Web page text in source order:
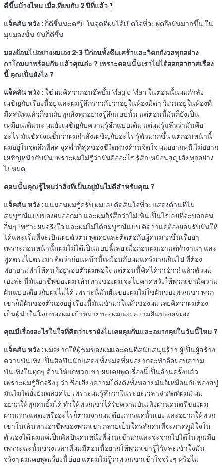
ดีขึ้นบ้างไหม เมื่อเทียบกับ 2ปีที่แล้ว ?
แจ็คสันหวัง : ก็ดีขึ้นนะครับ ในจุดที่ผมได้เปิดใจที่จะพูดถึงมันมากขึ้น ใน
มุมมองนั้น มันก็ดีขึ้น
มองย้อนไปอย่างผมเอง 2-3ปีก่อนทั้งซึมเศร้าและวิตกกังวลทุกอย่าง
ถาโถมมาพร้อมกัน แล้วคุณล่ะ ? เพราะตอนนั้นเราไม่ได้ออกอากาศเรื่อง
นี้ คุณเป็นยังไง ?
แจ็คสันหวัง :ใช่ ผมคิดว่าก่อนอัลบั้ม Magic Man ในตอนนั้นผมกำลัง
เผชิญกับเรื่องนี้อยู่ และผมรู้สึกราวกับว่าอยู่ในห้องมืดๆ วิ่งวนอยู่ในห้องที่
มืดสนิทแล้วก็ชนกับทุกสิ่งทุกอย่างรู้สึกแบบนั้น แต่ตอนนี้มันก็ยังเป็น
เหมือนเดิมนะ ผมยังเผชิญกับความรู้สึกแบบเดิม แต่ผมรู้แล้วว่ามันคือ
อะไร มันชัดเจนขึ้นว่าผมกำลังเผชิญกับอะไร รู้ตัวมากขึ้น แต่ก่อนหน้านี้
ผมอยู่ในจุดลึกที่สุด จุดต่ำที่สุดของชีวิตทางด้านจิตใจ ผมอยากหนี ไม่อยาก
เผชิญหน้ากับมัน เพราะผมไม่รู้ว่ามันคืออะไร รู้สึกเหมือนสูญเสียทุกอย่าง
ไปหมด
ตอนนั้นคุณรู้ไหมว่าสิ่งที่เป็นอยู่มันไม่ดีสำหรับคุณ ?
แจ็คสันหวัง : แน่นอนผมรู้ครับ ผมเลยตัดสินใจที่จะแสดงด้านที่ไม่
สมบูรณ์แบบของผมออกมา และผมก็รู้สึกว่าไม่เห็นเป็นไรเลยที่จะบอกคน
อื่นๆ เพราะผมจริงใจ และผมไม่ได้สมบูรณ์แบบ คิดว่าแค่ต้องยอมรับมันให้
ได้และเริ่มที่จะเปิดเผยตัวตน พูดคุยและติดต่อกับผู้คนมากขึ้นเรื่อยๆ
เพราะก่อนหน้านั้นผมไม่ได้เป็นแบบนี้เลย เมื่อก่อนผมเอาแต่ทำงานๆ และ
พูดตรงไปตรงมา คิดว่าก่อนหน้านี้เหมือนกับผมแคร์มากเกินไป ที่ต้อง
พยายามทำให้คนที่อยู่รอบตัวผมพอใจ แต่ตอนนี้คิดได้ว่า อ้าว! แล้วตัวผม
เองล่ะ นี่มันอาชีพของผม เส้นทางของผม จะไปคาดหวังให้พวกเขามีความ
ฝันแบบเดียวกับผมไม่ได้ เพราะนี่มันฝันของผมไม่ใช่ฝันของพวกเขา พวก
เขาก็มีฝันของตัวเองอยู่ เรื่องนี้มันเข้ามาในหัวของผม เลยคิดว่าผมต้อง
เป็นผู้นำในโลกของผม เป้าหมายของผมและความฝันของผมเอง
คุณมีเรื่องอะไรในใจที่คิดว่าเรายังไม่เคยคุยกันและอยากคุยในวันนี้ไหม ?
แจ็คสันหวัง : ผมอยากให้ผู้ชมของผมและคนที่สนับสนุนรู้ว่า ผู้เป็นผู้สร้าง
ความบันเทิง เป็นศิลปินนักแสดง ทั้งหมดที่ผมอยากจะทำคือมอบความ
บันเทิงในทุกๆ ด้านให้แก่พวกเขา ผมเคยพูดเรื่องนี้เป็นล้านครั้งแล้ว
เพราะผมรู้สึกจริงๆ ว่า ชื่อเสียงความโด่งดังทั้งหลายมันก็เหมือนกับฟองสบู่
มันไม่ได้ยั่งยืนตลอดไป เพราะผมรู้สึกว่าในระยะเวลาจำกัดที่ผมมี ผม
อยากให้ทุกคนยิ้มได้ ทำให้พวกเขาได้รับความบันเทิงผ่านดนตรีของผม
ผ่านการแสดงหรืออะไรก็ตามจากผม ต้องการแค่นั้นเอง และอยากให้พวก
เขาในเส้นทางอาชีพของพวกเขา กลายเป็นใครสักคนที่จะภาคภูมิใจใน
ตัวเองได้ ผมแค่เป็นศิลปินคนหนึ่งที่ผ่านเข้ามาและจะจากไปได้ในทุกเมื่อ
เพราะฉะนั้นช่วงเวลาที่ผมมีตอนนี้อยากให้พวกเขารู้ไว้และเข้าใจมัน
จริงๆ ผมเคยพูดเรื่องนี้บ่อย แต่ผมไม่รู้ว่าพวกเขาเข้าใจจริงๆ หรือไม่